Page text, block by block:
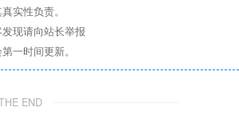
实性负责。
现请向站长举报
一时间更新。
END